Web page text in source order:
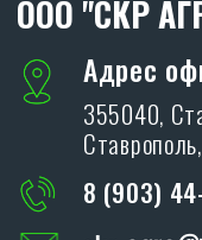
ОСТАВИТЬ
Благодарим Вас за
дилерам